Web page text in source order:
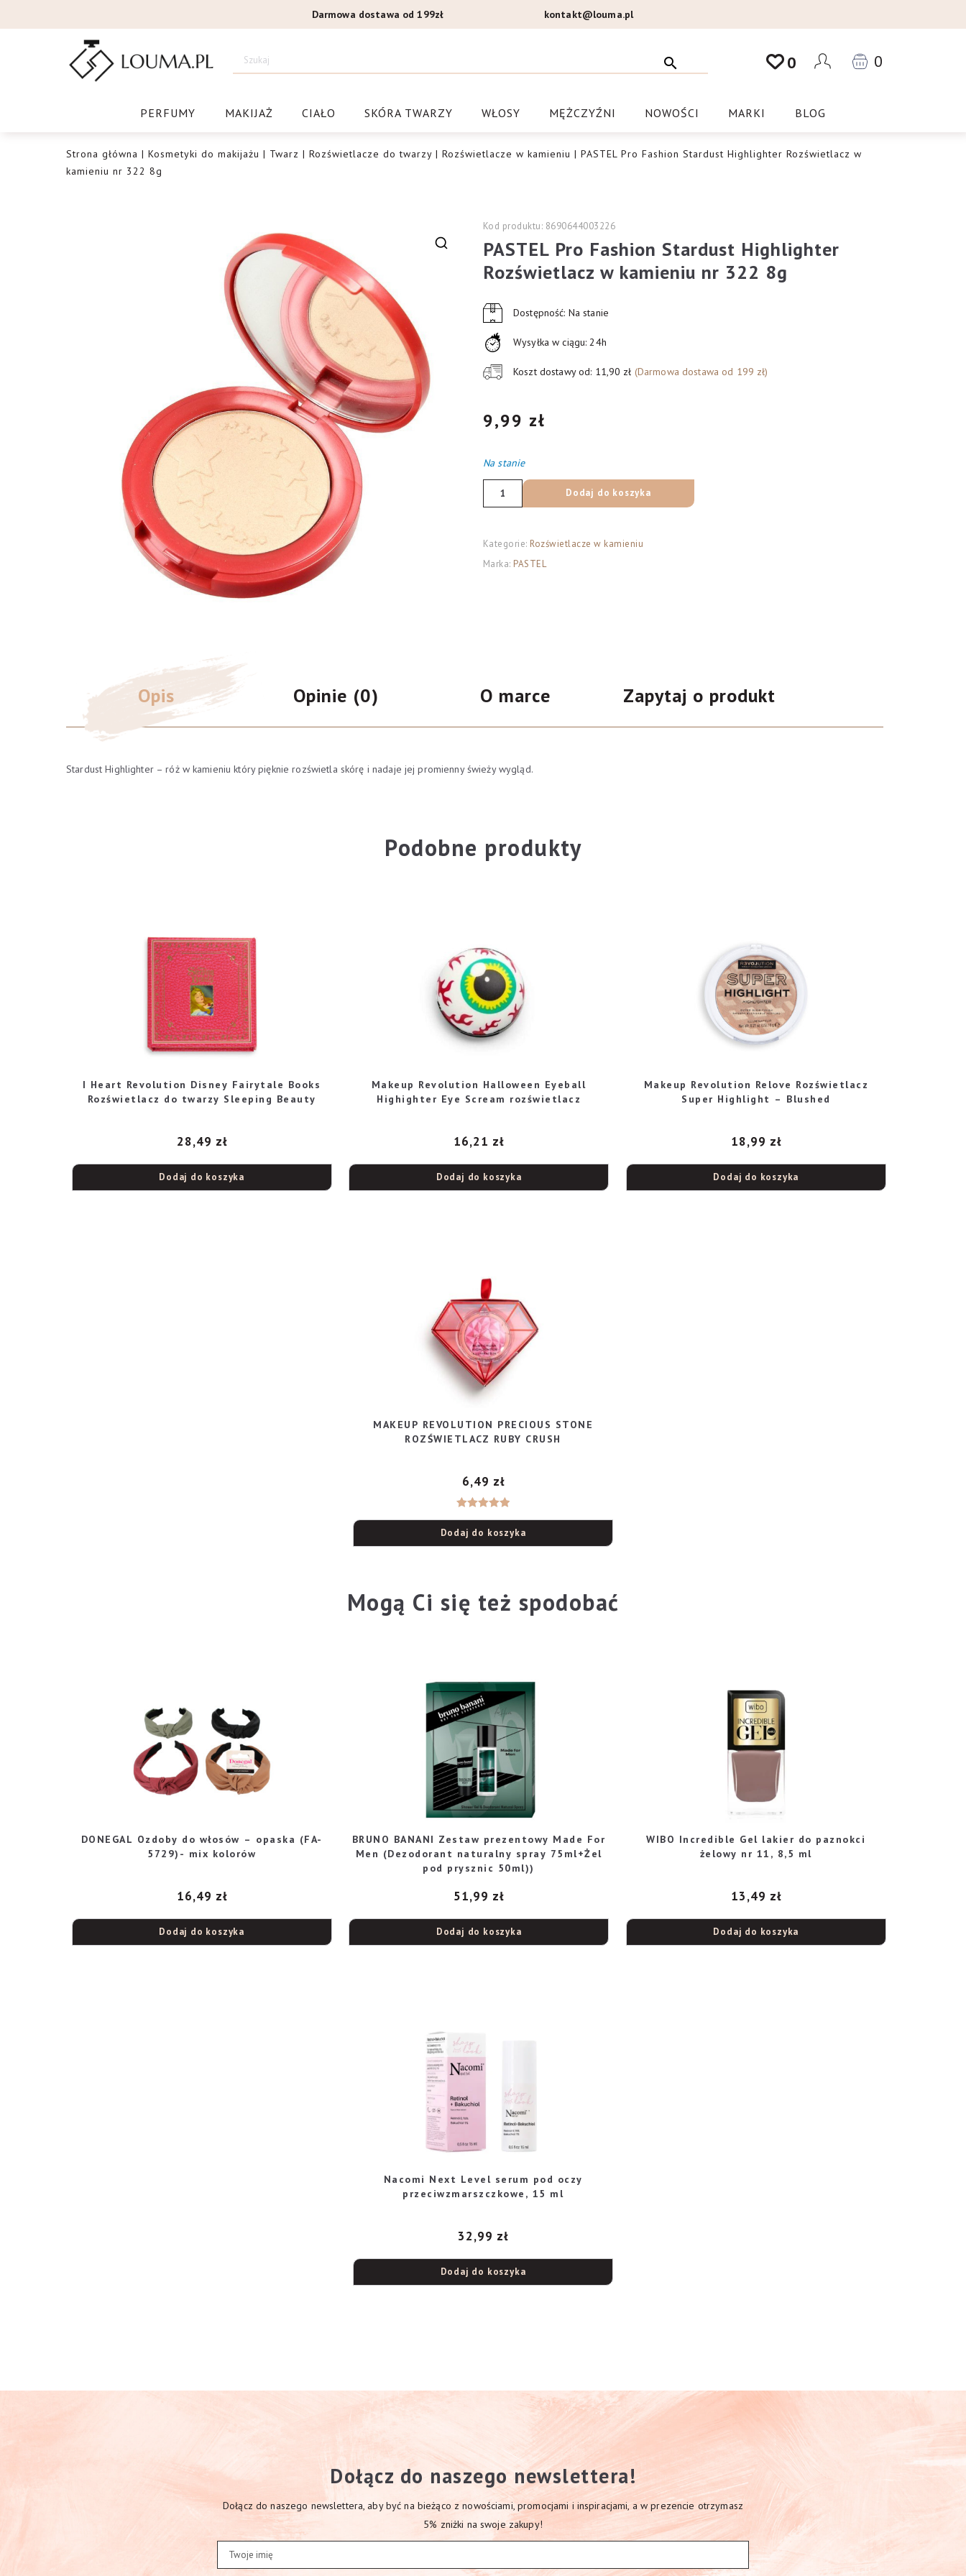
do
Darmowa dostawa od 199zł kontakt@louma.pl
Drogeria Louma.pl 0 0
PERFUMY MAKIJAŻ CIAŁO SKÓRA TWARZY WŁOSY MĘŻCZYŹNI NOWOŚCI MARKI BLOG
Strona główna | Kosmetyki do makijażu | Twarz | Rozświetlacze do twarzy | Rozświetlacze w kamieniu | PASTEL Pro Fashion Stardust Highlighter Rozświetlacz w
kamieniu nr 322 8g
Kod produktu: 8690644003226
PASTEL Pro Fashion Stardust Highlighter
Rozświetlacz w kamieniu nr 322 8g
Dostępność: Na stanie
Wysyłka w ciągu: 24h
Koszt dostawy od: 11,90 zł (Darmowa dostawa od 199 zł)
9,99 zł
Na stanie
ilość
PASTEL
Fashion
Stardust
8g
Dodaj do koszyka
Kategorie: Rozświetlacze w kamieniu
Marka: PASTEL
Opis Opinie (0) O marce Zapytaj o produkt
Stardust Highlighter – róż w kamieniu który pięknie rozświetla skórę i nadaje jej promienny świeży wygląd.
Podobne produkty
I Heart Revolution Disney Fairytale Books
Rozświetlacz do twarzy Sleeping Beauty
28,49 zł
Dodaj do koszyka
Makeup Revolution Halloween Eyeball
Highighter Eye Scream rozświetlacz
16,21 zł
Dodaj do koszyka
Makeup Revolution Relove Rozświetlacz
Super Highlight – Blushed
18,99 zł
Dodaj do koszyka
MAKEUP REVOLUTION PRECIOUS STONE
ROZŚWIETLACZ RUBY CRUSH
5.00na 5
6,49 zł
Dodaj do koszyka
Mogą Ci się też spodobać
DONEGAL Ozdoby do włosów – opaska (FA-
5729)- mix kolorów
16,49 zł
Dodaj do koszyka
BRUNO BANANI Zestaw prezentowy Made For
Men (Dezodorant naturalny spray 75ml+Żel
pod prysznic 50ml))
51,99 zł
Dodaj do koszyka
WIBO Incredible Gel lakier do paznokci
żelowy nr 11, 8,5 ml
13,49 zł
Dodaj do koszyka
Nacomi Next Level serum pod oczy
przeciwzmarszczkowe, 15 ml
32,99 zł
Dodaj do koszyka
Dołącz do naszego newslettera!
Dołącz do naszego newslettera, aby być na bieżąco z nowościami, promocjami i inspiracjami, a w prezencie otrzymasz
5% zniżki na swoje zakupy!